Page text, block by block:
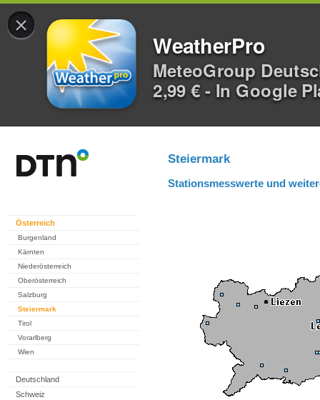
×
WeatherPro
MeteoGroup
2,99 € - In Google
Österreich
Burgenland
Kärnten
Niederösterreich
Oberösterreich
Salzburg
Steiermark
Tirol
Vorarlberg
Wien
Deutschland
Schweiz
Steiermark
Stationsmesswerte und